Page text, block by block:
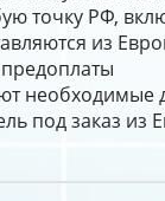
точку РФ,
из
необходимые
под заказ из